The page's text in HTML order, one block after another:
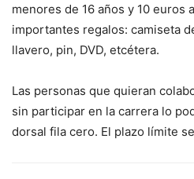
menores de 16 años y 10 euros
importantes regalos: camiseta
llavero, pin, DVD, etcétera.
Las personas que quieran
sin participar en la carrera lo
dorsal fila cero. El plazo límite